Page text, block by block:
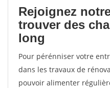
Rejoignez
trouver des
long
Pour pérénniser votre
dans les travaux de
pouvoir alimenter